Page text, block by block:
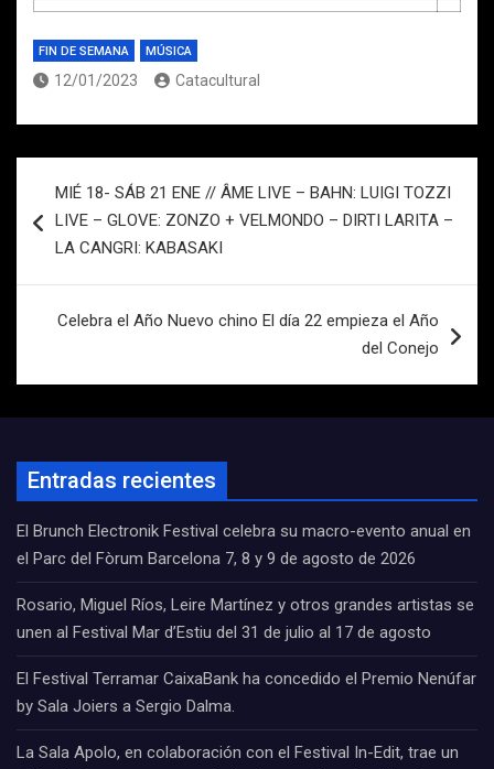
FIN DE SEMANA MÚSICA
12/01/2023 Catacultural
de
entradas
MIÉ 18- SÁB 21 ENE // ÂME LIVE – BAHN: LUIGI TOZZI
LIVE – GLOVE: ZONZO + VELMONDO – DIRTI LARITA –
LA CANGRI: KABASAKI
Celebra el Año Nuevo chino El día 22 empieza el Año
del Conejo
Entradas recientes
El Brunch Electronik Festival celebra su macro-evento anual en
el Parc del Fòrum Barcelona 7, 8 y 9 de agosto de 2026
Rosario, Miguel Ríos, Leire Martínez y otros grandes artistas se
unen al Festival Mar d’Estiu del 31 de julio al 17 de agosto
El Festival Terramar CaixaBank ha concedido el Premio Nenúfar
by Sala Joiers a Sergio Dalma.
La Sala Apolo, en colaboración con el Festival In-Edit, trae un